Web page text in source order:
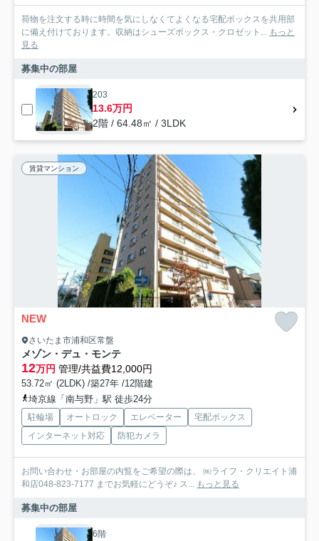
荷物を注文する時に時間を気にしなくてよくなる宅配ボックスを共用部
に備え付けております。収納はシューズボックス・クロゼット... もっと
見る
募集中の部屋
203
13.6万円
2階 / 64.48㎡ / 3LDK
賃貸マンション
NEW
さいたま市浦和区常盤
メゾン・デュ・モンテ
12万円 管理/共益費12,000円
53.72㎡ (2LDK) /築27年 /12階建
埼京線「南与野」駅 徒歩24分
駐輪場 オートロック エレベーター
宅配ボックス
インターネット対応
防犯カメラ
お問い合わせ・お部屋の内覧をご希望の際は、 ㈱ライフ・クリエイト浦
和店048-823-7177 までお気軽にどうぞ♪ ス... もっと見る
募集中の部屋
6階